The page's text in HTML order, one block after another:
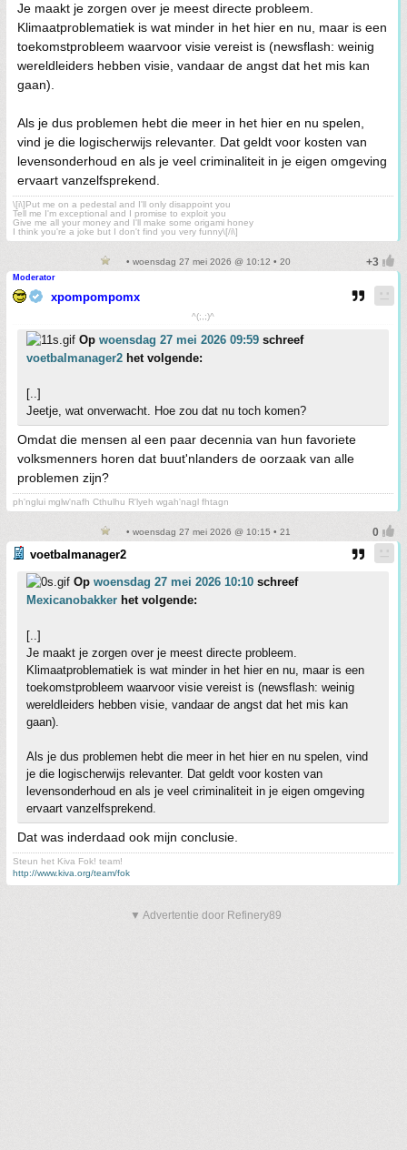
Je maakt je zorgen over je meest directe probleem.
Klimaatproblematiek is wat minder in het hier en nu, maar is een
toekomstprobleem waarvoor visie vereist is (newsflash: weinig
wereldleiders hebben visie, vandaar de angst dat het mis kan
gaan).
Als je dus problemen hebt die meer in het hier en nu spelen,
vind je die logischerwijs relevanter. Dat geldt voor kosten van
levensonderhoud en als je veel criminaliteit in je eigen omgeving
ervaart vanzelfsprekend.
\[i\]Put me on a pedestal and I'll only disappoint you
Tell me I'm exceptional and I promise to exploit you
Give me all your money and I'll make some origami honey
I think you're a joke but I don't find you very funny\[/i\]
• woensdag 27 mei 2026 @ 10:12 • 20
Moderator
xpompompomx
^(;,;)^
Op woensdag 27 mei 2026 09:59 schreef
voetbalmanager2 het volgende:
[..]
Jeetje, wat onverwacht. Hoe zou dat nu toch komen?
Omdat die mensen al een paar decennia van hun favoriete
volksmenners horen dat buut'nlanders de oorzaak van alle
problemen zijn?
ph'nglui mglw'nafh Cthulhu R'lyeh wgah'nagl fhtagn
• woensdag 27 mei 2026 @ 10:15 • 21
voetbalmanager2
Op woensdag 27 mei 2026 10:10 schreef
Mexicanobakker het volgende:
[..]
Je maakt je zorgen over je meest directe probleem.
Klimaatproblematiek is wat minder in het hier en nu, maar is een
toekomstprobleem waarvoor visie vereist is (newsflash: weinig
wereldleiders hebben visie, vandaar de angst dat het mis kan
gaan).
Als je dus problemen hebt die meer in het hier en nu spelen, vind
je die logischerwijs relevanter. Dat geldt voor kosten van
levensonderhoud en als je veel criminaliteit in je eigen omgeving
ervaart vanzelfsprekend.
Dat was inderdaad ook mijn conclusie.
Steun het Kiva Fok! team!
http://www.kiva.org/team/fok
▼ Advertentie door Refinery89